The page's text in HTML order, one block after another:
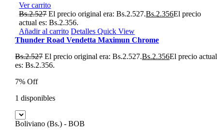
Ver carrito
Bs.2.527 El precio original era: Bs.2.527.Bs.2.356El precio
actual es: Bs.2.356.
Añadir al carrito Detalles Quick View
Thunder Road Vendetta Maximun Chrome
Bs.2.527 El precio original era: Bs.2.527.Bs.2.356El precio actual
es: Bs.2.356.
7% Off
1 disponibles
Boliviano (Bs.) - BOB